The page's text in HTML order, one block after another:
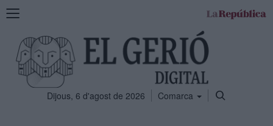
Mostra
navegació
Dijous, 6 d'agost de 2026 Comarca